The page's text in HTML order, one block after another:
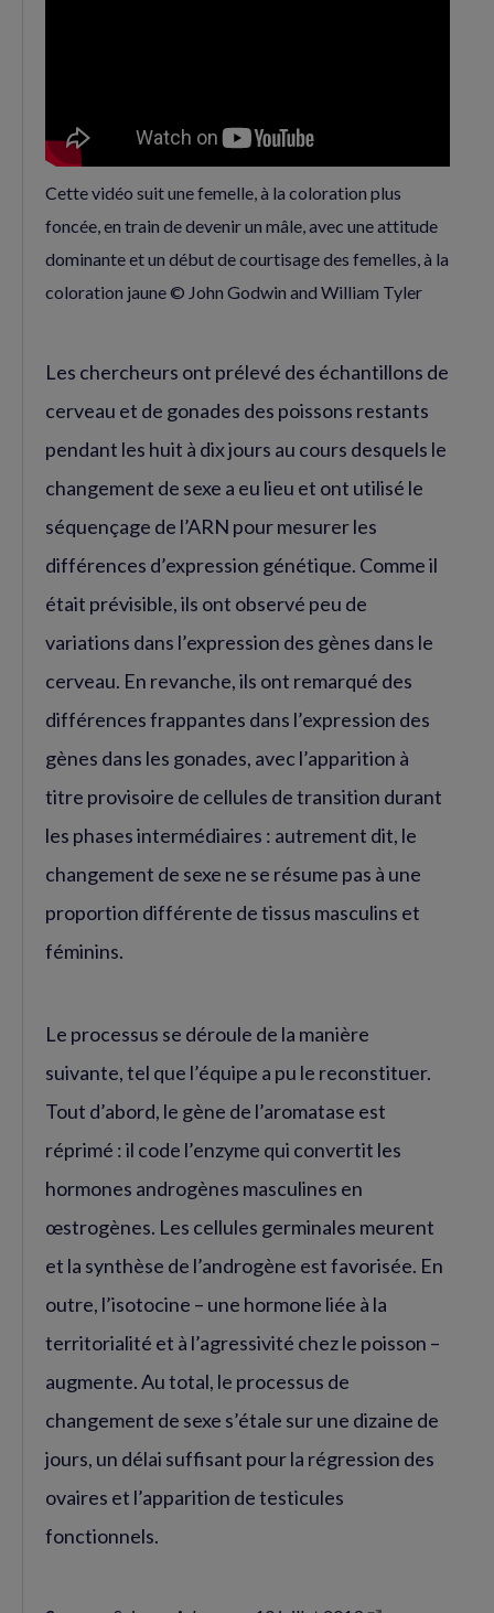
Cette vidéo suit une femelle, à la coloration plus
foncée, en train de devenir un mâle, avec une attitude
dominante et un début de courtisage des femelles, à la
coloration jaune © John Godwin and William Tyler
Les chercheurs ont prélevé des échantillons de
cerveau et de gonades des poissons restants
pendant les huit à dix jours au cours desquels le
changement de sexe a eu lieu et ont utilisé le
séquençage de l’ARN pour mesurer les
différences d’expression génétique. Comme il
était prévisible, ils ont observé peu de
variations dans l’expression des gènes dans le
cerveau. En revanche, ils ont remarqué des
différences frappantes dans l’expression des
gènes dans les gonades, avec l’apparition à
titre provisoire de cellules de transition durant
les phases intermédiaires : autrement dit, le
changement de sexe ne se résume pas à une
proportion différente de tissus masculins et
féminins.
Le processus se déroule de la manière
suivante, tel que l’équipe a pu le reconstituer.
Tout d’abord, le gène de l’aromatase est
réprimé : il code l’enzyme qui convertit les
hormones androgènes masculines en
œstrogènes. Les cellules germinales meurent
et la synthèse de l’androgène est favorisée. En
outre, l’isotocine – une hormone liée à la
territorialité et à l’agressivité chez le poisson –
augmente. Au total, le processus de
changement de sexe s’étale sur une dizaine de
jours, un délai suffisant pour la régression des
ovaires et l’apparition de testicules
fonctionnels.